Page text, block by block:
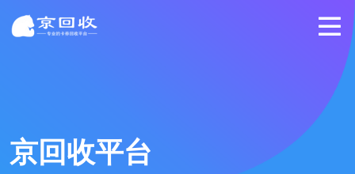
京回收平台